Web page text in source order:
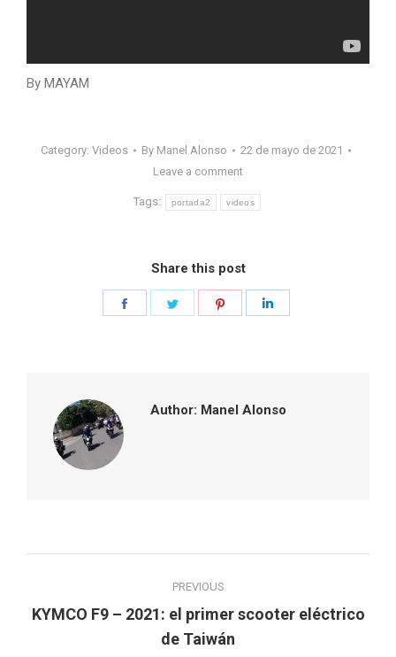
By MAYAM
Category: Videos By Manel Alonso
22 de mayo de 2021
Leave a comment
Tags: portada2 videos
Share this post
Author: Manel Alonso
navigation
PREVIOUS
Previous
post:
KYMCO F9 – 2021: el primer scooter eléctrico
de Taiwán